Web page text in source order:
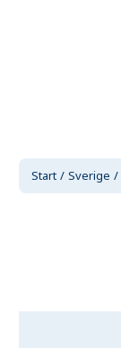
Start Sverige